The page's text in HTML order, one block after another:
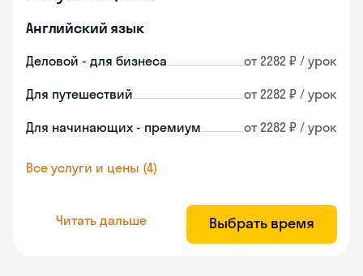
Английский язык
Деловой - для бизнеса от 2282 ₽ / урок
Для путешествий от 2282 ₽ / урок
Для начинающих - премиум от 2282 ₽ / урок
Все услуги и цены (4)
Читать дальше Выбрать время